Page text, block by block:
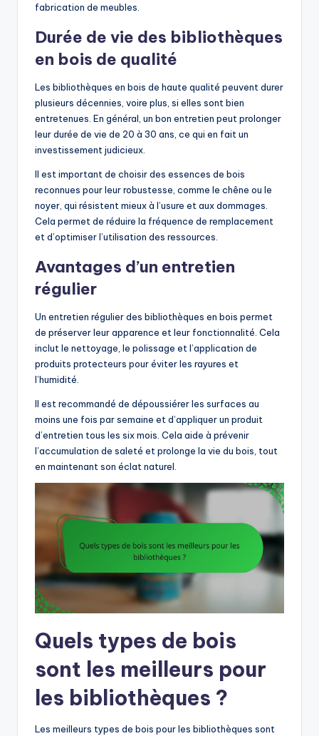
fabrication de meubles.
Durée de vie des bibliothèques
en bois de qualité
Les bibliothèques en bois de haute qualité peuvent durer
plusieurs décennies, voire plus, si elles sont bien
entretenues. En général, un bon entretien peut prolonger
leur durée de vie de 20 à 30 ans, ce qui en fait un
investissement judicieux.
Il est important de choisir des essences de bois
reconnues pour leur robustesse, comme le chêne ou le
noyer, qui résistent mieux à l’usure et aux dommages.
Cela permet de réduire la fréquence de remplacement
et d’optimiser l’utilisation des ressources.
Avantages d’un entretien
régulier
Un entretien régulier des bibliothèques en bois permet
de préserver leur apparence et leur fonctionnalité. Cela
inclut le nettoyage, le polissage et l’application de
produits protecteurs pour éviter les rayures et
l’humidité.
Il est recommandé de dépoussiérer les surfaces au
moins une fois par semaine et d’appliquer un produit
d’entretien tous les six mois. Cela aide à prévenir
l’accumulation de saleté et prolonge la vie du bois, tout
en maintenant son éclat naturel.
Quels types de bois
sont les meilleurs pour
les bibliothèques ?
Les meilleurs types de bois pour les bibliothèques sont